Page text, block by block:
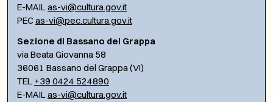
E-MAILas-vi@cultura.gov.it
PECas-vi@pec.cultura.gov.it
Sezione di Bassano del Grappa
via Beata Giovanna 58
36061 Bassano del Grappa (VI)
TEL +39 0424 524890
E-MAILas-vi@cultura.gov.it